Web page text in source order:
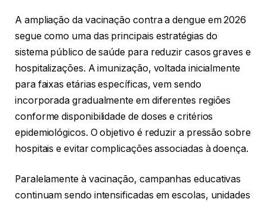
A ampliação da vacinação contra a dengue em 2026
segue como uma das principais estratégias do
sistema público de saúde para reduzir casos graves e
hospitalizações. A imunização, voltada inicialmente
para faixas etárias específicas, vem sendo
incorporada gradualmente em diferentes regiões
conforme disponibilidade de doses e critérios
epidemiológicos. O objetivo é reduzir a pressão sobre
hospitais e evitar complicações associadas à doença.
Paralelamente à vacinação, campanhas educativas
continuam sendo intensificadas em escolas, unidades